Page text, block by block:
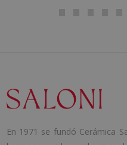
En 1971 se fundó Cerámica